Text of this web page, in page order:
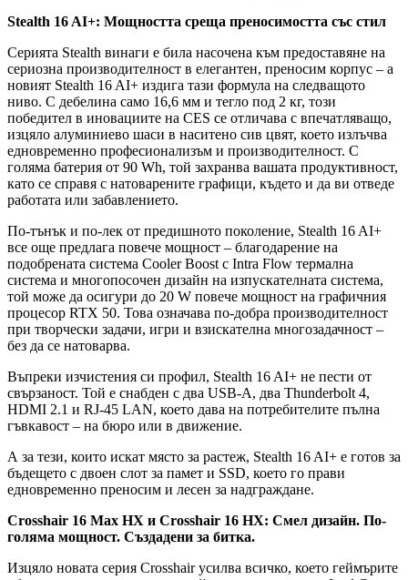
Stealth 16 AI+: Мощността среща преносимостта със стил
Серията Stealth винаги е била насочена към предоставяне на
сериозна производителност в елегантен, преносим корпус – а
новият Stealth 16 AI+ издига тази формула на следващото
ниво. С дебелина само 16,6 мм и тегло под 2 кг, този
победител в иновациите на CES се отличава с впечатляващо,
изцяло алуминиево шаси в наситено сив цвят, което излъчва
едновременно професионализъм и производителност. С
голяма батерия от 90 Wh, той захранва вашата продуктивност,
като се справя с натоварените графици, където и да ви отведе
работата или забавлението.
По-тънък и по-лек от предишното поколение, Stealth 16 AI+
все още предлага повече мощност – благодарение на
подобрената система Cooler Boost с Intra Flow термална
система и многопосочен дизайн на изпускателната система,
той може да осигури до 20 W повече мощност на графичния
процесор RTX 50. Това означава по-добра производителност
при творчески задачи, игри и взискателна многозадачност –
без да се натоварва.
Въпреки изчистения си профил, Stealth 16 AI+ не пести от
свързаност. Той е снабден с два USB-A, два Thunderbolt 4,
HDMI 2.1 и RJ-45 LAN, което дава на потребителите пълна
гъвкавост – на бюро или в движение.
А за тези, които искат място за растеж, Stealth 16 AI+ е готов за
бъдещето с двоен слот за памет и SSD, което го прави
едновременно преносим и лесен за надграждане.
Crosshair 16 Max HX и Crosshair 16 HX: Смел дизайн. По-
голяма мощност. Създадени за битка.
Изцяло новата серия Crosshair усилва всичко, което геймърите